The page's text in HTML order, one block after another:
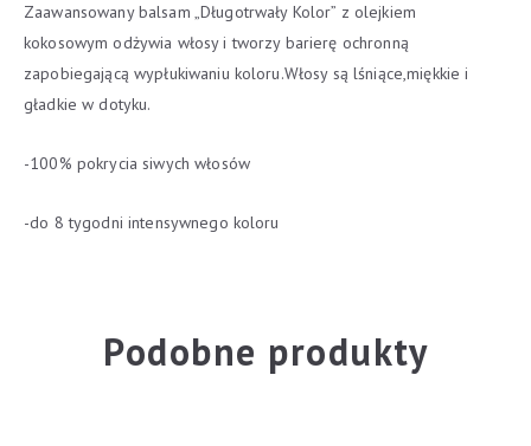
Zaawansowany balsam „Długotrwały Kolor” z olejkiem
kokosowym odżywia włosy i tworzy barierę ochronną
zapobiegającą wypłukiwaniu koloru.Włosy są lśniące,miękkie i
gładkie w dotyku.
-100% pokrycia siwych włosów
-do 8 tygodni intensywnego koloru
Podobne produkty